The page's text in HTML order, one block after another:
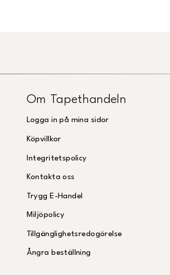
Om Tapethandeln
Logga in på mina sidor
Köpvillkor
Integritetspolicy
Kontakta oss
Trygg E-Handel
Miljöpolicy
Tillgänglighetsredogörelse
Ångra beställning